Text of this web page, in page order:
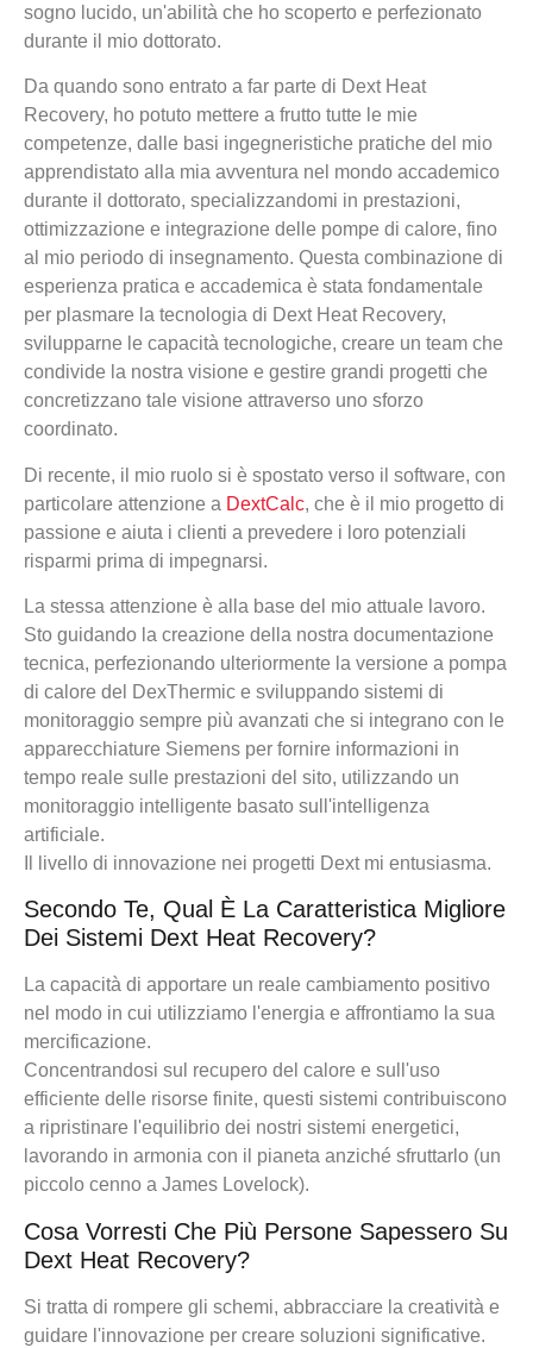
sogno lucido, un'abilità che ho scoperto e perfezionato
durante il mio dottorato.
Da quando sono entrato a far parte di Dext Heat
Recovery, ho potuto mettere a frutto tutte le mie
competenze, dalle basi ingegneristiche pratiche del mio
apprendistato alla mia avventura nel mondo accademico
durante il dottorato, specializzandomi in prestazioni,
ottimizzazione e integrazione delle pompe di calore, fino
al mio periodo di insegnamento. Questa combinazione di
esperienza pratica e accademica è stata fondamentale
per plasmare la tecnologia di Dext Heat Recovery,
svilupparne le capacità tecnologiche, creare un team che
condivide la nostra visione e gestire grandi progetti che
concretizzano tale visione attraverso uno sforzo
coordinato.
Di recente, il mio ruolo si è spostato verso il software, con
particolare attenzione a DextCalc, che è il mio progetto di
passione e aiuta i clienti a prevedere i loro potenziali
risparmi prima di impegnarsi.
La stessa attenzione è alla base del mio attuale lavoro.
Sto guidando la creazione della nostra documentazione
tecnica, perfezionando ulteriormente la versione a pompa
di calore del DexThermic e sviluppando sistemi di
monitoraggio sempre più avanzati che si integrano con le
apparecchiature Siemens per fornire informazioni in
tempo reale sulle prestazioni del sito, utilizzando un
monitoraggio intelligente basato sull'intelligenza
artificiale.
Il livello di innovazione nei progetti Dext mi entusiasma.
Secondo Te, Qual È La Caratteristica Migliore
Dei Sistemi Dext Heat Recovery?
La capacità di apportare un reale cambiamento positivo
nel modo in cui utilizziamo l'energia e affrontiamo la sua
mercificazione.
Concentrandosi sul recupero del calore e sull'uso
efficiente delle risorse finite, questi sistemi contribuiscono
a ripristinare l'equilibrio dei nostri sistemi energetici,
lavorando in armonia con il pianeta anziché sfruttarlo (un
piccolo cenno a James Lovelock).
Cosa Vorresti Che Più Persone Sapessero Su
Dext Heat Recovery?
Si tratta di rompere gli schemi, abbracciare la creatività e
guidare l'innovazione per creare soluzioni significative.